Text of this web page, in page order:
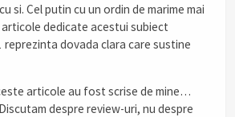
si. Cel putin cu un ordin de marime mai
dedicate acestui subiect
reprezinta dovada clara care sustine
articole au fost scrise de mine…
despre review-uri, nu despre